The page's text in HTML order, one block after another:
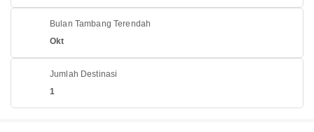
Bulan Tambang Terendah
Okt
Jumlah Destinasi
1